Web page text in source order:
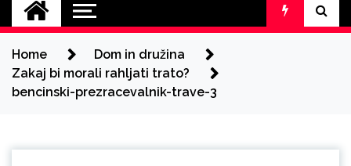
Home
Dom in družina
Zakaj bi morali rahljati trato?
bencinski-prezracevalnik-trave-3